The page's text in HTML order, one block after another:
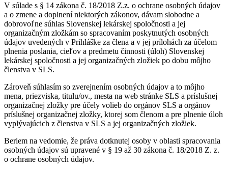
V súlade s § 14 zákona č. 18/2018 Z.z. o ochrane osobných údajov
a o zmene a doplnení niektorých zákonov, dávam slobodne a
dobrovoľne súhlas Slovenskej lekárskej spoločnosti a jej
organizačným zložkám so spracovaním poskytnutých osobných
údajov uvedených v Prihláške za člena a v jej prílohách za účelom
plnenia poslania, cieľov a predmetu činnosti (úloh) Slovenskej
lekárskej spoločnosti a jej organizačných zložiek po dobu môjho
členstva v SLS.
Zároveň súhlasím so zverejnením osobných údajov a to môjho
mena, priezviska, titulu/ov., mesta na web stránke SLS a príslušnej
organizačnej zložky pre účely volieb do orgánov SLS a orgánov
príslušnej organizačnej zložky, ktorej som členom a pre plnenie úloh
vyplývajúcich z členstva v SLS a jej organizačných zložiek.
Beriem na vedomie, že práva dotknutej osoby v oblasti spracovania
osobných údajov sú upravené v § 19 až 30 zákona č. 18/2018 Z. z.
o ochrane osobných údajov.